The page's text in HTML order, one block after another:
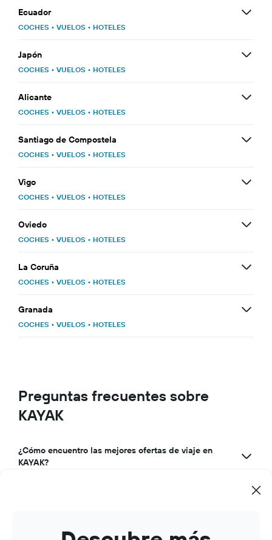
Ecuador
COCHES • VUELOS • HOTELES
Japón
COCHES • VUELOS • HOTELES
Alicante
COCHES • VUELOS • HOTELES
Santiago de Compostela
COCHES • VUELOS • HOTELES
Vigo
COCHES • VUELOS • HOTELES
Oviedo
COCHES • VUELOS • HOTELES
La Coruña
COCHES • VUELOS • HOTELES
Granada
COCHES • VUELOS • HOTELES
Preguntas frecuentes sobre
KAYAK
¿Cómo encuentro las mejores ofertas de viaje en
KAYAK?
reservas de viajes?